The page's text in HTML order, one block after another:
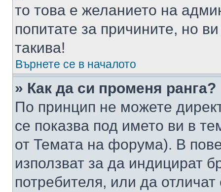
то това е желанието на
попитате за причините, но
такива!
Върнете се в началото
» Как да си променя ранга?
По принцип не можете
се показва под името ви в
от Темата на форума). В
използват за да индицират
потребителя, или да